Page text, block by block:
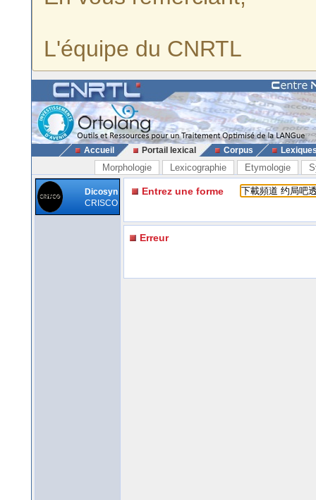
L'équipe du CNRTL
Accueil Portail lexical Corpus
Morphologie Lexicographie Etymologie
Dicosyn
CRISCO
Entrez une forme
Erreur